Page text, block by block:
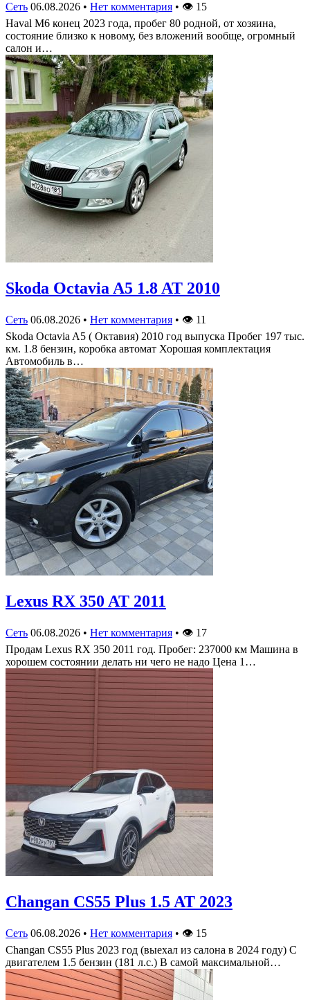
Сеть 06.08.2026 • Нет комментария • 👁 15
Haval M6 конец 2023 года, пробег 80 родной, от хозяина,
состояние близко к новому, без вложений вообще, огромный
салон и…
Skoda Octavia A5 1.8 AT 2010
Сеть 06.08.2026 • Нет комментария • 👁 11
Skoda Octavia A5 ( Октавия) 2010 год выпуска Пробег 197 тыс.
км. 1.8 бензин, коробка автомат Хорошая комплектация
Автомобиль в…
Lexus RX 350 AT 2011
Сеть 06.08.2026 • Нет комментария • 👁 17
Продам Lexus RX 350 2011 год. Пробег: 237000 км Машина в
хорошем состоянии делать ни чего не надо Цена 1…
Changan CS55 Plus 1.5 AT 2023
Сеть 06.08.2026 • Нет комментария • 👁 15
Changan CS55 Plus 2023 год (выехал из салона в 2024 году) С
двигателем 1.5 бензин (181 л.с.) В самой максимальной…